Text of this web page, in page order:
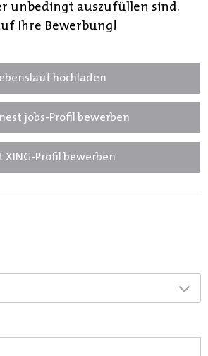
unbedingt auszufüllen sind.
Ihre Bewerbung!
hochladen
jobs-Profil bewerben
XING-Profil bewerben